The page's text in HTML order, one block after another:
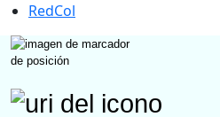
RedCol